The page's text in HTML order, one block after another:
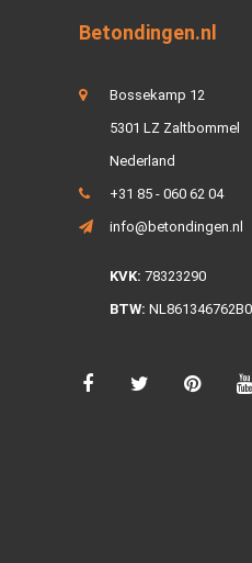
Betondingen.nl
Bossekamp 12
5301 LZ Zaltbommel
Nederland
+31 85 - 060 62 04
info@betondingen.nl
KVK: 78323290
BTW: